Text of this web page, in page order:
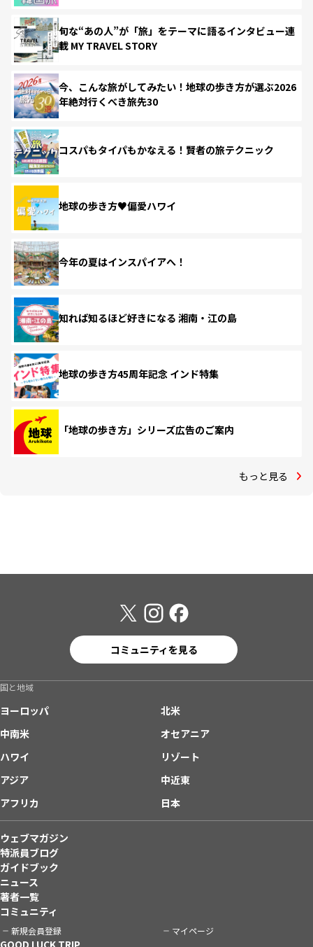
旬な“あの人”が「旅」をテーマに語るインタビュー連
載 MY TRAVEL STORY
今、こんな旅がしてみたい！地球の歩き方が選ぶ2026
年絶対行くべき旅先30
コスパもタイパもかなえる！賢者の旅テクニック
地球の歩き方♥偏愛ハワイ
今年の夏はインスパイアへ！
知れば知るほど好きになる 湘南・江の島
地球の歩き方45周年記念 インド特集
「地球の歩き方」シリーズ広告のご案内
もっと見る
コミュニティを見る
国と地域
ヨーロッパ
北米
中南米
オセアニア
ハワイ
リゾート
アジア
中近東
アフリカ
日本
ウェブマガジン
特派員ブログ
ガイドブック
ニュース
著者一覧
コミュニティ
新規会員登録 マイページ
GOOD LUCK TRIP